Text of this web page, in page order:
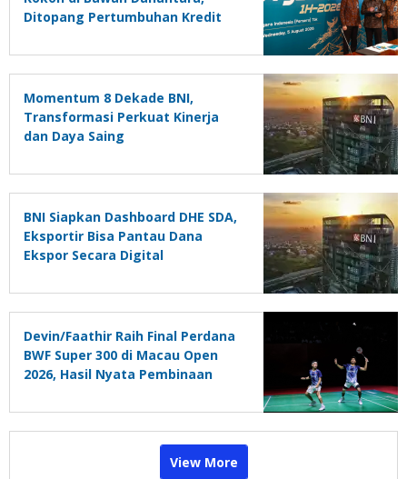
Ditopang Pertumbuhan Kredit
Momentum 8 Dekade BNI,
Transformasi Perkuat Kinerja
dan Daya Saing
BNI Siapkan Dashboard DHE SDA,
Eksportir Bisa Pantau Dana
Ekspor Secara Digital
Devin/Faathir Raih Final Perdana
BWF Super 300 di Macau Open
2026, Hasil Nyata Pembinaan
View More